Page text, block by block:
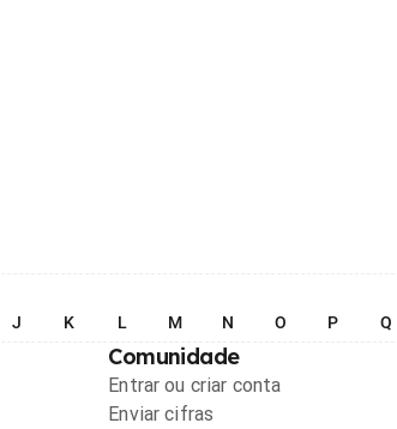
J K L M N O P Q
Comunidade
Entrar ou criar conta
Enviar cifras